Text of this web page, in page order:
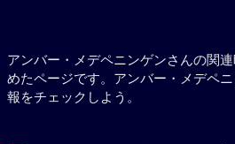
アンバー・メデペニンゲンさんの関
めたページです。アンバー・メデペ
報をチェックしよう。